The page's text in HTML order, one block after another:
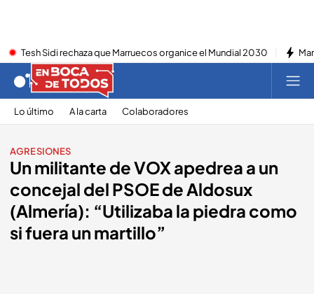
Tesh Sidi rechaza que Marruecos organice el Mundial 2030
Lo último A la carta Colaboradores
AGRESIONES
Un militante de VOX apedrea a un
concejal del PSOE de Aldosux
(Almería): “Utilizaba la piedra como
si fuera un martillo”